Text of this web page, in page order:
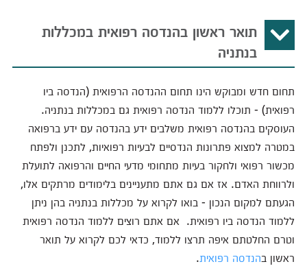
תואר ראשון בהנדסה רפואית במכללות
בנתניה
תחום חדש ומבוקש הינו תחום ההנדסה הרפואית (הנדסה ביו
רפואית) - תוכלו ללמוד הנדסה רפואית גם במכללות בנתניה.
העוסקים בהנדסה רפואית משלבים ידע בהנדסה עם ידע ברפואה
במטרה למצוא פתרונות הנדסיים לבעיות רפואיות, לתכנן ולפתח
מכשור רפואי ולחקור בעיות מתחומי מדעי החיים והרפואה לתועלת
ולרווחת האדם. אז אם גם אתם מתעניינים בלימודים מרתקים אלו,
הגעתם למקום הנכון - בואו לקרוא על מכללות בנתניה בהן ניתן
ללמוד הנדסה ביו רפואית. אם אתם רוצים ללמוד הנדסה רפואית
וטרם החלטתם איפה תרצו ללמוד, כדאי לכם לקרוא על תואר
ראשון בהנדסה רפואית.